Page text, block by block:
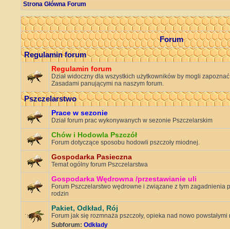
Strona Główna Forum
Forum
Regulamin forum
Regulamin forum
Dział widoczny dla wszystkich użytkowników by mogli
Zasadami panującymi na naszym forum.
Pszczelarstwo
Prace w sezonie
Dział forum prac wykonywanych w sezonie Pszczelarskim
Chów i Hodowla Pszczół
Forum dotyczące sposobu hodowli pszczoły miodnej.
Gospodarka Pasieczna
Temat ogólny forum Pszczelarstwa
Gospodarka Wędrowna /przestawianie uli
Forum Pszczelarstwo wędrowne i związane z tym zagadnienia
rodzin
Pakiet, Odkład, Rój
Forum jak się rozmnaża pszczoły, opieka nad nowo
Subforum: Odkłady